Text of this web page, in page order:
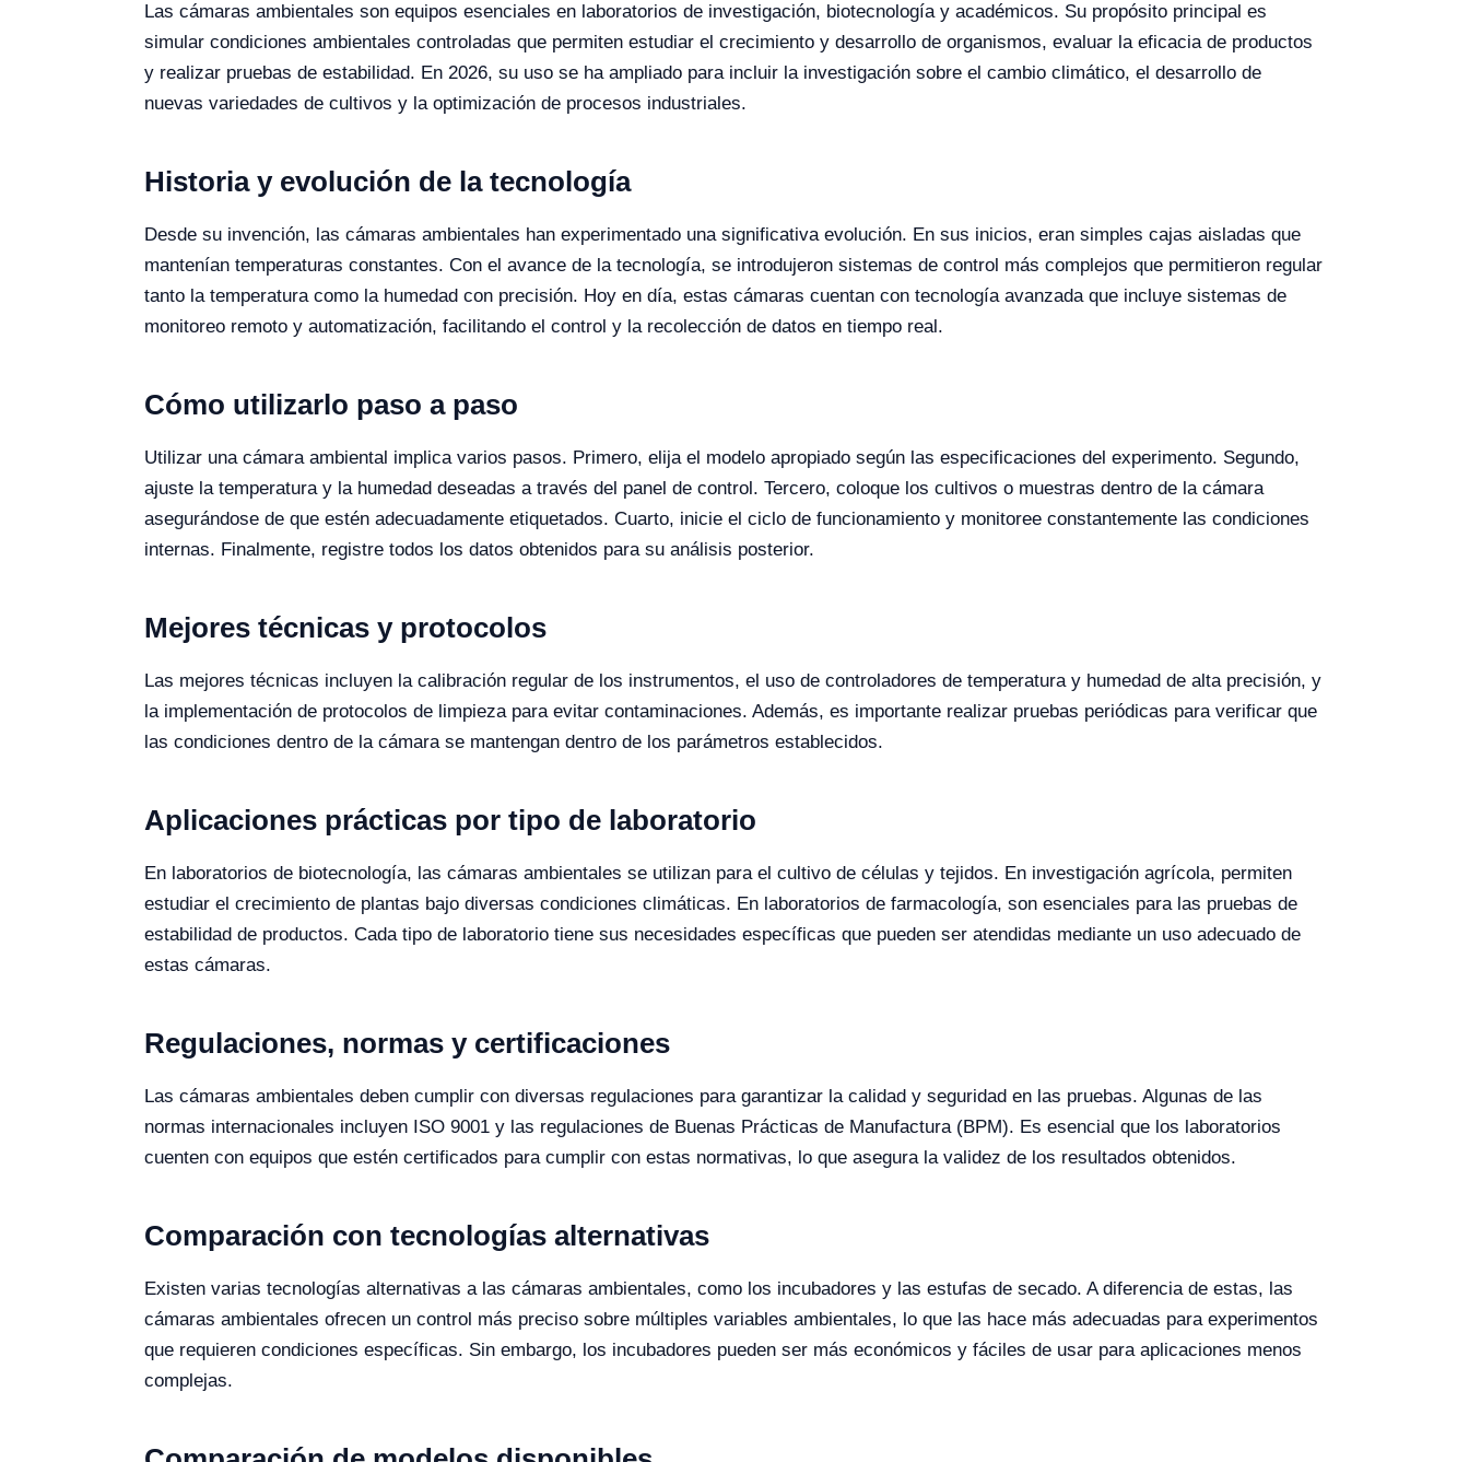
Las cámaras ambientales son equipos esenciales en laboratorios de investigación, biotecnología y académicos. Su propósito principal es
simular condiciones ambientales controladas que permiten estudiar el crecimiento y desarrollo de organismos, evaluar la eficacia de productos
y realizar pruebas de estabilidad. En 2026, su uso se ha ampliado para incluir la investigación sobre el cambio climático, el desarrollo de
nuevas variedades de cultivos y la optimización de procesos industriales.
Historia y evolución de la tecnología
Desde su invención, las cámaras ambientales han experimentado una significativa evolución. En sus inicios, eran simples cajas aisladas que
mantenían temperaturas constantes. Con el avance de la tecnología, se introdujeron sistemas de control más complejos que permitieron regular
tanto la temperatura como la humedad con precisión. Hoy en día, estas cámaras cuentan con tecnología avanzada que incluye sistemas de
monitoreo remoto y automatización, facilitando el control y la recolección de datos en tiempo real.
Cómo utilizarlo paso a paso
Utilizar una cámara ambiental implica varios pasos. Primero, elija el modelo apropiado según las especificaciones del experimento. Segundo,
ajuste la temperatura y la humedad deseadas a través del panel de control. Tercero, coloque los cultivos o muestras dentro de la cámara
asegurándose de que estén adecuadamente etiquetados. Cuarto, inicie el ciclo de funcionamiento y monitoree constantemente las condiciones
internas. Finalmente, registre todos los datos obtenidos para su análisis posterior.
Mejores técnicas y protocolos
Las mejores técnicas incluyen la calibración regular de los instrumentos, el uso de controladores de temperatura y humedad de alta precisión, y
la implementación de protocolos de limpieza para evitar contaminaciones. Además, es importante realizar pruebas periódicas para verificar que
las condiciones dentro de la cámara se mantengan dentro de los parámetros establecidos.
Aplicaciones prácticas por tipo de laboratorio
En laboratorios de biotecnología, las cámaras ambientales se utilizan para el cultivo de células y tejidos. En investigación agrícola, permiten
estudiar el crecimiento de plantas bajo diversas condiciones climáticas. En laboratorios de farmacología, son esenciales para las pruebas de
estabilidad de productos. Cada tipo de laboratorio tiene sus necesidades específicas que pueden ser atendidas mediante un uso adecuado de
estas cámaras.
Regulaciones, normas y certificaciones
Las cámaras ambientales deben cumplir con diversas regulaciones para garantizar la calidad y seguridad en las pruebas. Algunas de las
normas internacionales incluyen ISO 9001 y las regulaciones de Buenas Prácticas de Manufactura (BPM). Es esencial que los laboratorios
cuenten con equipos que estén certificados para cumplir con estas normativas, lo que asegura la validez de los resultados obtenidos.
Comparación con tecnologías alternativas
Existen varias tecnologías alternativas a las cámaras ambientales, como los incubadores y las estufas de secado. A diferencia de estas, las
cámaras ambientales ofrecen un control más preciso sobre múltiples variables ambientales, lo que las hace más adecuadas para experimentos
que requieren condiciones específicas. Sin embargo, los incubadores pueden ser más económicos y fáciles de usar para aplicaciones menos
complejas.